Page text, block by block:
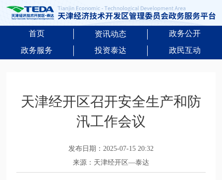
首页 资讯动态
政务公开
政务服务
投资泰达 政民互动
天津经开区召开安全生产和防
汛工作会议
发布日期：2025-07-15 20:32
来源：天津经开区—泰达